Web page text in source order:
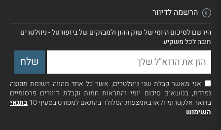
הרשמה לדיוור
הירשם לסיכום היומי של שוק ההון ולמבזקים של ביזפורטל - ניוזלטרים
חובה לכל משקיע
אני מאשר קבלת שני ניוזלטרים, אשר כל אחד מהווה רשימת תפוצה
נפרדת, בנושאים סיכום יומי והתראות חמות וקבלת דיוורים פרסומיים
בדואר אלקטרוני ו/ או באמצעות הסלולר בהתאם למפורט בסעיף 10
בתנאי
השימוש